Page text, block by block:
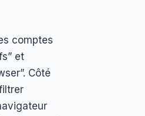
comptes
et
Côté